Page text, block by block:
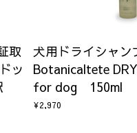
取
ッ
犬用ドライシャ
Botanicaltete
for dog 150ml
¥2,970